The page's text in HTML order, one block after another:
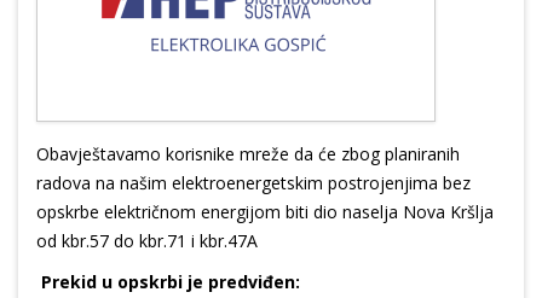
Obavještavamo korisnike mreže da će zbog planiranih
radova na našim elektroenergetskim postrojenjima bez
opskrbe električnom energijom biti dio naselja Nova Kršlja
od kbr.57 do kbr.71 i kbr.47A
Prekid u opskrbi je predviđen: